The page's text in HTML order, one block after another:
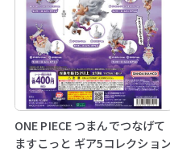
ONE PIECE つまんでつなげて
ますこっと ギア5コレクション